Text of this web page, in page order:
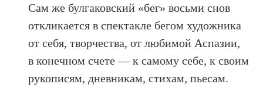
Сам же булгаковский «бег» восьми снов
откликается в спектакле бегом художника
от себя, творчества, от любимой Аспазии,
в конечном счете — к самому себе, к своим
рукописям, дневникам, стихам, пьесам.